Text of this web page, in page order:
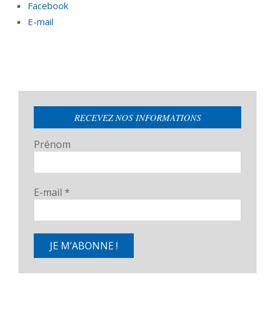
Facebook
E-mail
RECEVEZ NOS INFORMATIONS
Prénom
E-mail *